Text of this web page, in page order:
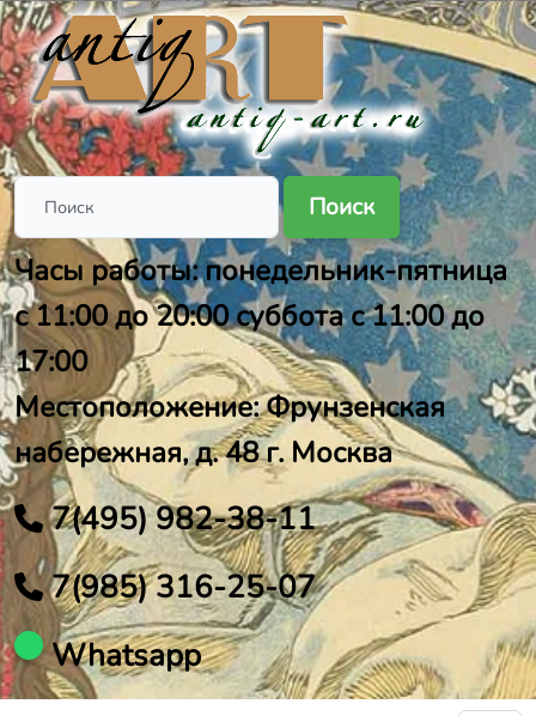
Поиск
Часы работы: понедельник-пятница
с 11:00 до 20:00 суббота с 11:00 до
17:00
Местоположение: Фрунзенская
набережная, д. 48 г. Москва
7(495) 982-38-11
7(985) 316-25-07
Whatsapp